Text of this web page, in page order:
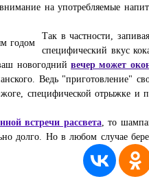
на употребляемые
Так в частности,
специфический вкус
новогодний вечер может
Ведь "приготовление"
специфической отрыжке
встречи рассвета, то
долго. Но в любом случае